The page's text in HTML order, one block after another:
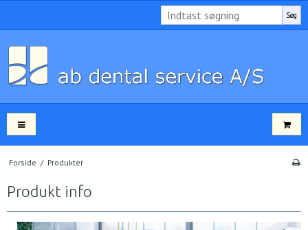
Søg
Forside / Produkter
Produkt info